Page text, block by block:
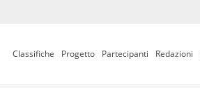
Classifiche Progetto Partecipanti Redazioni